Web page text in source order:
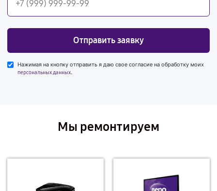
Отправить заявку
Нажимая на кнопку отправить я даю свое согласие на обработку моих
персональных данных.
Мы ремонтируем